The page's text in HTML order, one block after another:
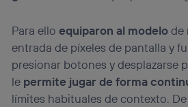
Para elloequiparon al modelode
entrada de píxeles de pantalla y
presionar botones y desplazarse
le permite jugar de forma
límites habituales de contexto.